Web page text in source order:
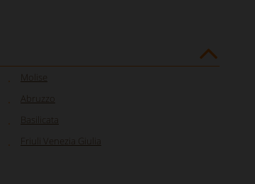
Molise
Abruzzo
Basilicata
Friuli Venezia Giulia